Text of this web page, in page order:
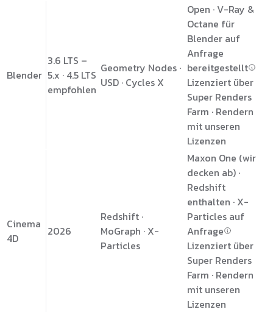
Blender
3.6 LTS –
5.x · 4.5 LTS
empfohlen
Geometry Nodes ·
USD · Cycles X
Open · V-Ray &
Octane für
Blender auf
Anfrage
bereitgestellt
Lizenziert über
Super Renders
Farm · Rendern
mit unseren
Lizenzen
Cinema
4D
2026
Redshift ·
MoGraph · X-
Particles
Maxon One (wir
decken ab) ·
Redshift
enthalten · X-
Particles auf
Anfrage
Lizenziert über
Super Renders
Farm · Rendern
mit unseren
Lizenzen